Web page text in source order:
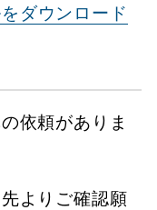
ダウンロード
依頼がありま
よりご確認願